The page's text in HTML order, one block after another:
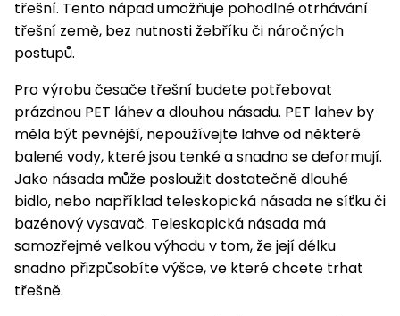
Příslušenství
k sekačkám
Náhradní
nože
Zahradní
válce
větví
Špalíkovače
Fukary,
vysavače
Vozíky
a
kolečka
Čerpadla
a
vodárny
Písek
do
filtrace
Pytle,
konve
obrubníky
Stíníci
Příslušenství
Bagry
Vibrační
pěchy
Transportéry,
stavební
stroje
Řezačky
betonu
asfaltu
Přilby
Doplňky
Akumulátory
do
filtrace
PROMINENT
třešní. Tento nápad umožňuje pohodlné otrhávání
třešní země, bez nutnosti žebříku či náročných
postupů.
Pro výrobu česače třešní budete potřebovat
prázdnou PET láhev a dlouhou násadu. PET lahev by
měla být pevnější, nepoužívejte lahve od některé
balené vody, které jsou tenké a snadno se deformují.
Jako násada může posloužit dostatečně dlouhé
bidlo, nebo například teleskopická násada ne síťku či
bazénový vysavač. Teleskopická násada má
samozřejmě velkou výhodu v tom, že její délku
snadno přizpůsobíte výšce, ve které chcete trhat
třešně.